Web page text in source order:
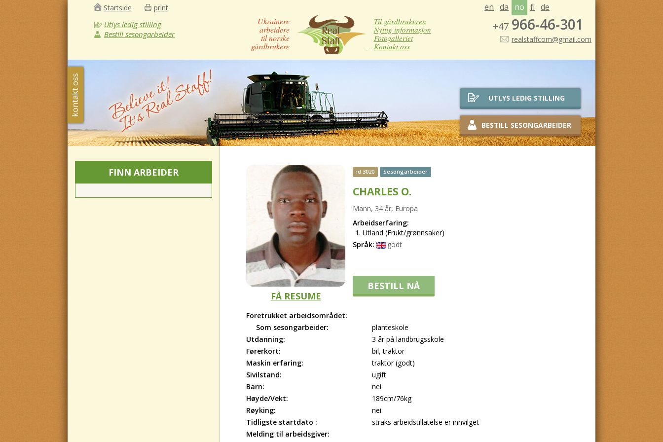
Startside print
Utlys ledig stilling
Bestill sesongarbeider
Ukrainere
arbeidere
til norske
gårdbrukere
Til gårdbrukeren
Nyttig informasjon
Fotogalleriet
Kontakt oss
+47 966-46-301
realstaffcom@gmail.com
en da no fi de
kontakt oss
BESTILL SESONGARBEIDER
UTLYS LEDIG STILLING
FINN ARBEIDER
FÅ RESUME
id 3020 Sesongarbeider
CHARLES O.
Mann, 34 år, Europa
Arbeidserfaring:
Utland (Frukt/grønnsaker)
Språk:
godt
BESTILL NÅ
Foretrukket arbeidsområdet:
Som sesongarbeider:
planteskole
Utdanning:
3 år på landbrugsskole
Førerkort:
bil, traktor
Maskin erfaring:
traktor (godt)
Sivilstand:
ugift
Barn:
nei
Høyde/Vekt:
189cm/76kg
Røyking:
nei
Tidligste startdato :
straks arbeidstillatelse er innvilget
Melding til arbeidsgiver: